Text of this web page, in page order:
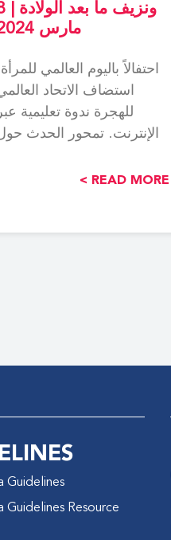
ونزيف ما
مارس 2024
احتفالاً باليوم العالمي
استضاف الاتحاد
للهجرة ندوة تعليمية عبر
الإنترنت. تمحور الحدث
READ MORE >
Guidelines
Guidelines Resource